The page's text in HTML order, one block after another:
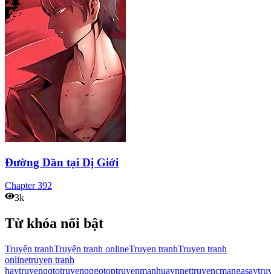
Đường Dần tại Dị Giới
Chapter392
3k
Từ khóa nổi bật
Truyện tranhTruyện tranh onlineTruyen tranhTruyen tranh
onlinetruyen tranh
haytruyenqqtotruyenqqgotoptruyenmanhuavnnettruyencmanga